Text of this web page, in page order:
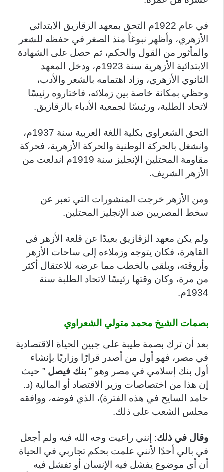
في عام 1922م التحق بمعهد الزقازيق الابتدائي
الأزهري، وأظهر نبوغاً منذ الصغر في حفظه للشعر
والمأثور من القول والحكم، ثم حصل على الشهادة
الابتدائية الأزهرية سنة 1923م، ودخل المعهد
الثانوي الأزهري، وزاد اهتمامه بالشعر والأدب،
وحظي بمكانة خاصة بين زملائه، فاختاروه رئيسًا
لاتحاد الطلبة، ورئيسًا لجمعية الأدباء بالزقازيق.
التحق الشعراوي بكلية اللغة العربية سنة 1937م،
وانشغل بالحركة الوطنية والحركة الأزهرية، فحركة
مقاومة المحتلين الإنجليز سنة 1919م اندلعت من
الأزهر الشريف.
ومن الأزهر خرجت المنشورات التي تعبر عن
سخط المصريين ضد الإنجليز المحتلين.
ولم يكن معهد الزقازيق بعيدًا عن قلعة الأزهر في
القاهرة، فكان يتوجه وزملاءه إلى ساحات الأزهر
وأروقته، ويلقي بالخطب مما عرضه للاعتقال أكثر
من مرة، وكان وقتها رئيسًا لاتحاد الطلبة سنة
1934م.
بصمات الشيخ محمد متولي الشعراوي
بعد أن ترك بصمة طيبة على جبين الحياة الاقتصادية
في مصر، فهو أول من أصدر قرارًا وزاريًا بإنشاء
أول بنك إسلامي في مصر وهو ” بنك فيصل ” حيث
إن هذا من اختصاصات وزير الاقتصاد أو المالية (د.
حامد السايح في هذه الفترة)، الذي فوضه، ووافقه
مجلس الشعب على ذلك.
وقال في ذلك: إنني راعيت وجه الله فيه ولم أجعل
في بالي أحدًا لأنني علمت بحكم تجاربي في الحياة
أن أي موضوع يفشل فيه الإنسان أو تفشل فيه